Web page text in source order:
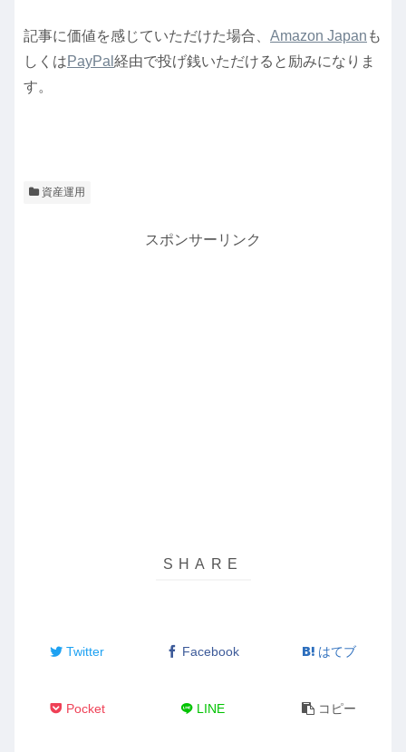
記事に価値を感じていただけた場合、 Amazon Japan も
しくはPayPal 経由で投げ銭いただけると励みになりま
す。
資産運用
スポンサーリンク
Twitter Facebook はてブ
Pocket LINE コピー